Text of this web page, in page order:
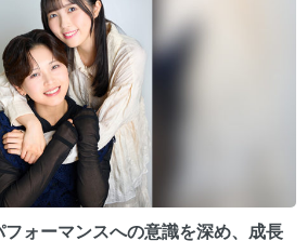
ォーマンスへの意識を深め、成長